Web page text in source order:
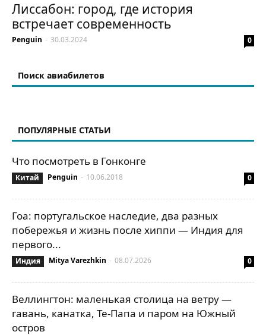
Лиссабон: город, где история
встречает современность
Penguin - 30.03.2024 0
Поиск авиабилетов
ПОПУЛЯРНЫЕ СТАТЬИ
Что посмотреть в Гонконге
Китай Penguin - 10.06.2018 0
Гоа: португальское наследие, два разных
побережья и жизнь после хиппи — Индия для
первого...
Индия Mitya Varezhkin - 08.07.2026 0
Веллингтон: маленькая столица на ветру —
гавань, канатка, Те-Папа и паром на Южный
остров